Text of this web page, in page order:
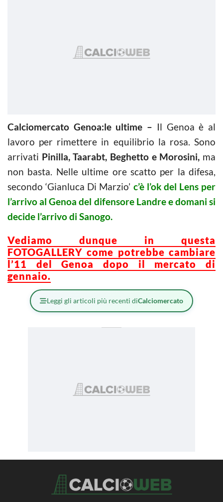
Calciomercato Genoa:le ultime – Il Genoa è al
lavoro per rimettere in equilibrio la rosa. Sono
arrivati Pinilla, Taarabt, Beghetto e Morosini, ma
non basta. Nelle ultime ore scatto per la difesa,
secondo ‘Gianluca Di Marzio’ c’è l’ok del Lens per
l’arrivo al Genoa del difensore Landre e domani si
decide l’arrivo di Sanogo.
Vediamo dunque in questa
FOTOGALLERY come potrebbe cambiare
l’11 del Genoa dopo il mercato di
gennaio.
Leggi gli articoli più recenti diCalciomercato